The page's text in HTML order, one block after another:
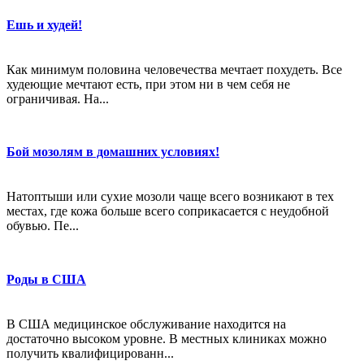
Ешь и худей!
Как минимум половина человечества мечтает похудеть. Все
худеющие мечтают есть, при этом ни в чем себя не
ограничивая. На...
Бой мозолям в домашних условиях!
Натоптыши или сухие мозоли чаще всего возникают в тех
местах, где кожа больше всего соприкасается с неудобной
обувью. Пе...
Роды в США
В США медицинское обслуживание находится на
достаточно высоком уровне. В местных клиниках можно
получить квалифицированн...